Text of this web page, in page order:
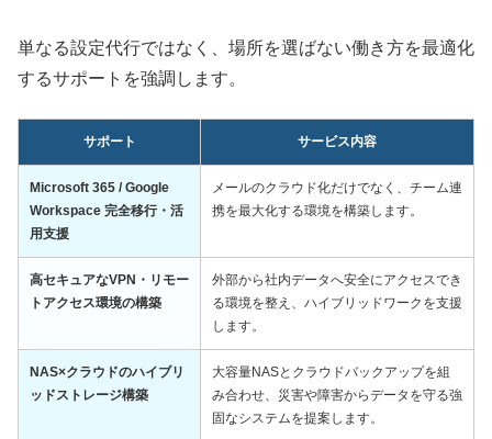
単なる設定代行ではなく、場所を選ばない働き方を最適化
するサポートを強調します。
サポート サービス内容
Microsoft 365 / Google
Workspace 完全移行・活
用支援
メールのクラウド化だけでなく、チーム連
携を最大化する環境を構築します。
高セキュアなVPN・リモー
トアクセス環境の構築
外部から社内データへ安全にアクセスでき
る環境を整え、ハイブリッドワークを支援
します。
NAS×クラウドのハイブリ
ッドストレージ構築
大容量NASとクラウドバックアップを組
み合わせ、災害や障害からデータを守る強
固なシステムを提案します。